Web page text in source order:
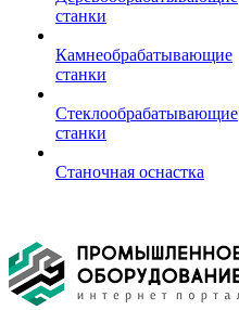
станки
Камнеобрабатывающие
станки
Стеклообрабатывающие
станки
Станочная оснастка